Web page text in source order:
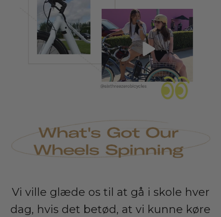
Vi ville glæde os til at gå i skole hver
dag, hvis det betød, at vi kunne køre